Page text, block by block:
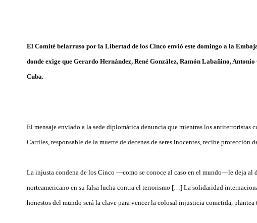
El Comité belarruso por la Libertad de los Cinco envió este domingo a la
donde exige que Gerardo Hernández, René González, Ramón Labañino,
Cuba.
El mensaje enviado a la sede diplomática denuncia que mientras los antiterroristas
Carriles, responsable de la muerte de decenas de seres inocentes, recibe protección
La injusta condena de los Cinco —como se conoce al caso en el mundo—le deja al
norteamericano en su falsa lucha contra el terrorismo […] La solidaridad
honestos del mundo será la clave para vencer la colosal injusticia cometida, plantea